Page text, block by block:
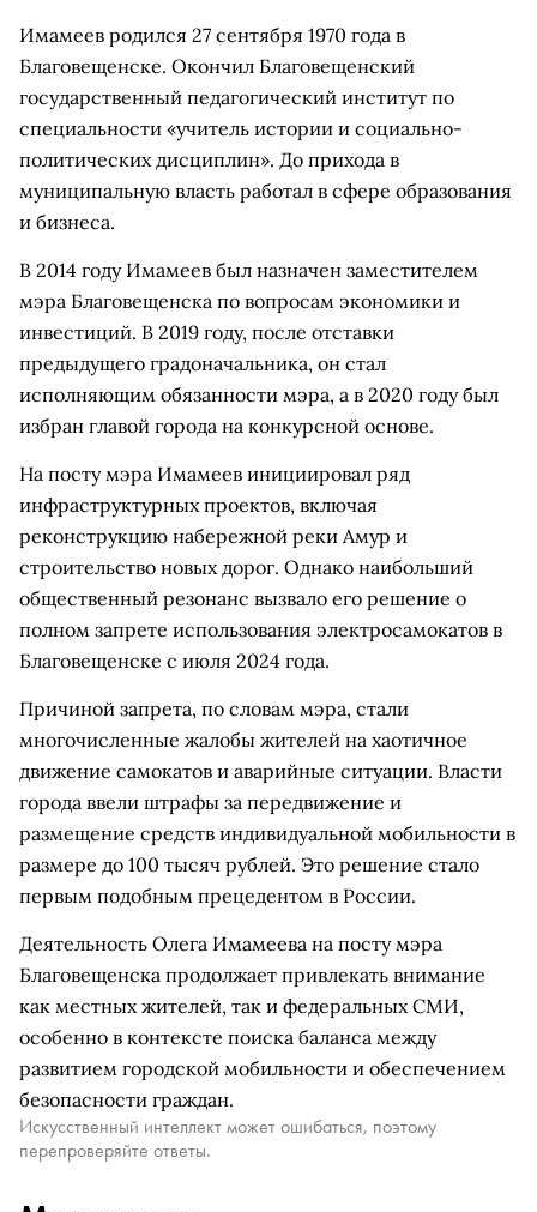
Имамеев родился 27 сентября 1970 года в
Благовещенске. Окончил Благовещенский
государственный педагогический институт по
специальности «учитель истории и социально-
политических дисциплин». До прихода в
муниципальную власть работал в сфере образования
и бизнеса.
В 2014 году Имамеев был назначен заместителем
мэра Благовещенска по вопросам экономики и
инвестиций. В 2019 году, после отставки
предыдущего градоначальника, он стал
исполняющим обязанности мэра, а в 2020 году был
избран главой города на конкурсной основе.
На посту мэра Имамеев инициировал ряд
инфраструктурных проектов, включая
реконструкцию набережной реки Амур и
строительство новых дорог. Однако наибольший
общественный резонанс вызвало его решение о
полном запрете использования электросамокатов в
Благовещенске с июля 2024 года.
Причиной запрета, по словам мэра, стали
многочисленные жалобы жителей на хаотичное
движение самокатов и аварийные ситуации. Власти
города ввели штрафы за передвижение и
размещение средств индивидуальной мобильности в
размере до 100 тысяч рублей. Это решение стало
первым подобным прецедентом в России.
Деятельность Олега Имамеева на посту мэра
Благовещенска продолжает привлекать внимание
как местных жителей, так и федеральных СМИ,
особенно в контексте поиска баланса между
развитием городской мобильности и обеспечением
безопасности граждан.
Искусственный интеллект может ошибаться, поэтому
перепроверяйте ответы.